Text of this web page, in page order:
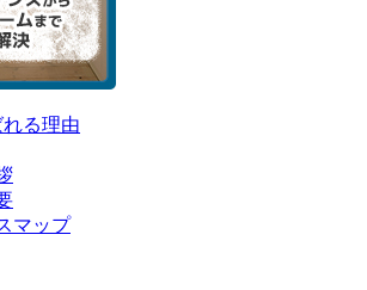
る理由
マップ